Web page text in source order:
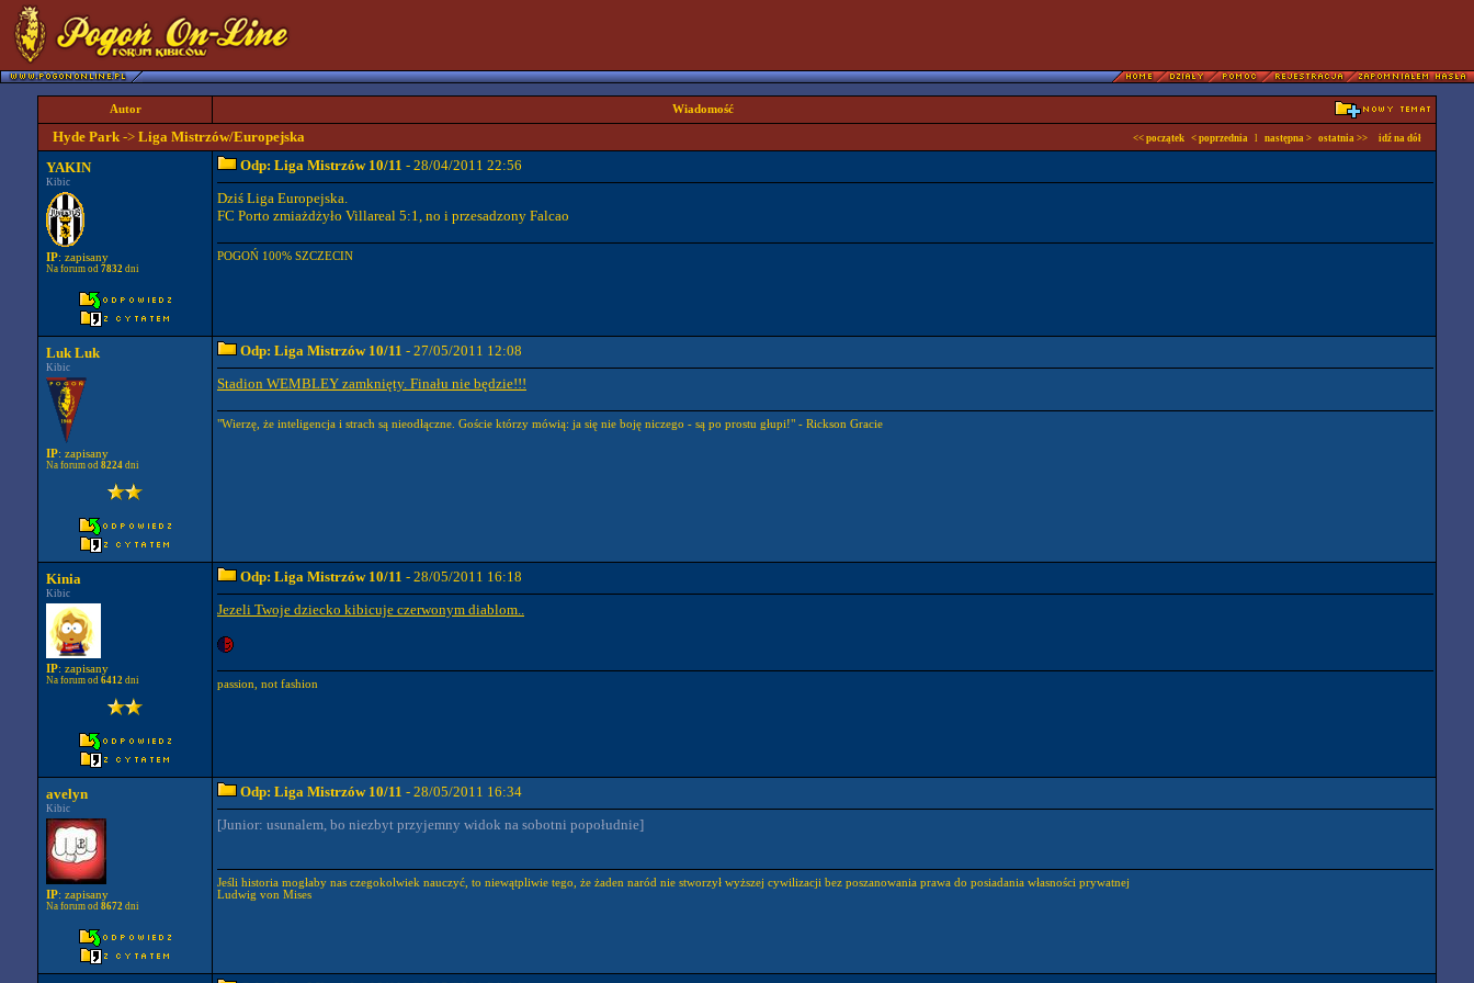
Autor Wiadomość
Hyde Park -> Liga Mistrzów/Europejska << początek < poprzednia l następna > ostatnia >> idź na dół
YAKIN
Kibic
IP: zapisany
Na forum od 7832 dni
Odp: Liga Mistrzów 10/11 - 28/04/2011 22:56
Dziś Liga Europejska.
FC Porto zmiażdżyło Villareal 5:1, no i przesadzony Falcao
POGOŃ 100% SZCZECIN
Luk Luk
Kibic
IP: zapisany
Na forum od 8224 dni
Odp: Liga Mistrzów 10/11 - 27/05/2011 12:08
Stadion WEMBLEY zamknięty. Finału nie będzie!!!
"Wierzę, że inteligencja i strach są nieodłączne. Goście którzy mówią: ja się nie boję niczego - są po prostu głupi!" - Rickson Gracie
Kinia
Kibic
IP: zapisany
Na forum od 6412 dni
Odp: Liga Mistrzów 10/11 - 28/05/2011 16:18
Jezeli Twoje dziecko kibicuje czerwonym diablom..
passion, not fashion
avelyn
Kibic
IP: zapisany
Na forum od 8672 dni
Odp: Liga Mistrzów 10/11 - 28/05/2011 16:34
[Junior: usunalem, bo niezbyt przyjemny widok na sobotni popołudnie]
Jeśli historia mogłaby nas czegokolwiek nauczyć, to niewątpliwie tego, że żaden naród nie stworzył wyższej cywilizacji bez poszanowania prawa do posiadania własności prywatnej
Ludwig von Mises